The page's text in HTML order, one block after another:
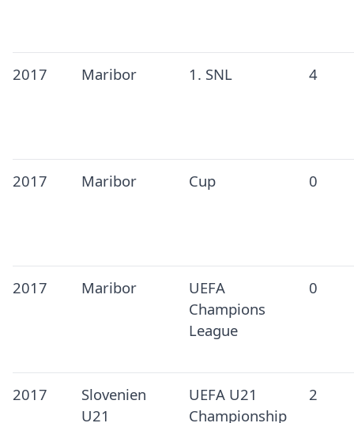
2017 Maribor 1. SNL 4
2017 Maribor Cup 0
2017 Maribor
UEFA
Champions
League
0
2017
Slovenien
U21
UEFA U21
Championship
2